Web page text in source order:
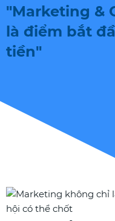
"Marketing &
là điểm bắt
tiền"